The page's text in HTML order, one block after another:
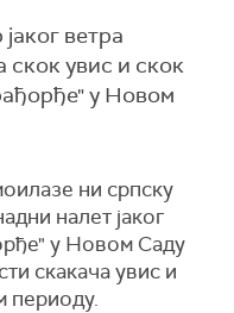
ветра
скок увис и скок
у Новом
ни српску
налет јаког
у Новом Саду
скакача увис и
периоду.